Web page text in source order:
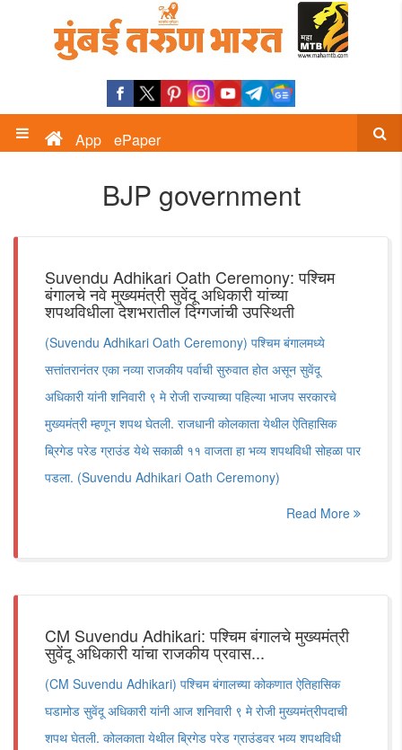
App ePaper
BJP government
Suvendu Adhikari Oath Ceremony: पश्चिम
बंगालचे नवे मुख्यमंत्री सुवेंदू अधिकारी यांच्या
शपथविधीला देशभरातील दिग्गजांची उपस्थिती
(Suvendu Adhikari Oath Ceremony) पश्चिम बंगालमध्ये
सत्तांतरानंतर एका नव्या राजकीय पर्वाची सुरुवात होत असून सुवेंदू
अधिकारी यांनी शनिवारी ९ मे रोजी राज्याच्या पहिल्या भाजप सरकारचे
मुख्यमंत्री म्हणून शपथ घेतली. राजधानी कोलकाता येथील ऐतिहासिक
ब्रिगेड परेड ग्राउंड येथे सकाळी ११ वाजता हा भव्य शपथविधी सोहळा पार
पडला. (Suvendu Adhikari Oath Ceremony)
Read More
CM Suvendu Adhikari: पश्चिम बंगालचे मुख्यमंत्री
सुवेंदू अधिकारी यांचा राजकीय प्रवास...
(CM Suvendu Adhikari) पश्चिम बंगालच्या कोकणात ऐतिहासिक
घडामोड सुवेंदू अधिकारी यांनी आज शनिवारी ९ मे रोजी मुख्यमंत्रीपदाची
शपथ घेतली. कोलकाता येथील ब्रिगेड परेड ग्राउंडवर भव्य शपथविधी